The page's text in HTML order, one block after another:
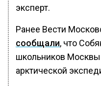
эксперт.
Ранее Вести
сообщали, что
школьников
арктической